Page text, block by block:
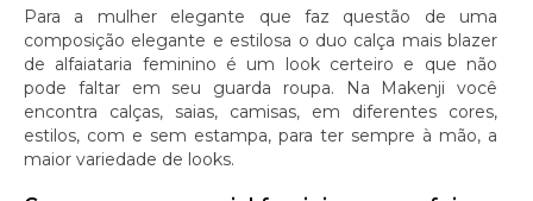
Para a mulher elegante que faz questão de uma
composição elegante e estilosa o duo calça mais blazer
de alfaiataria feminino é um look certeiro e que não
pode faltar em seu guarda roupa. Na Makenji você
encontra calças, saias, camisas, em diferentes cores,
estilos, com e sem estampa, para ter sempre à mão, a
maior variedade de looks.